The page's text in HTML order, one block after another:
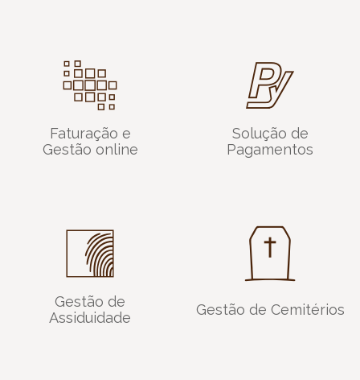
Faturação e
Gestão online
Solução de
Pagamentos
Gestão de
Assiduidade
Gestão de Cemitérios